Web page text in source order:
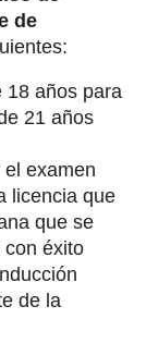
de
18 años para
21 años
examen
licencia que
que se
con éxito
de la